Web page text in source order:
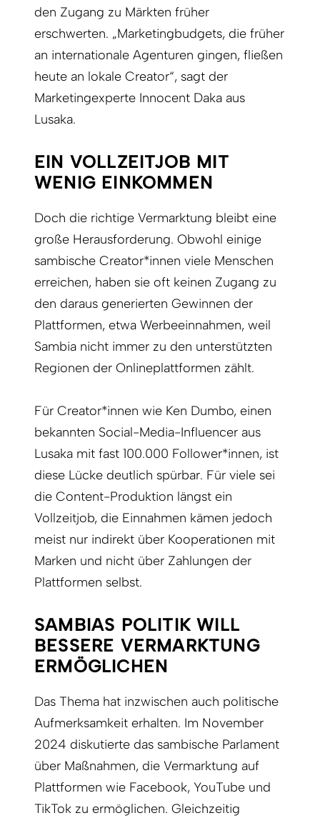
den Zugang zu Märkten früher
erschwerten. „Marketingbudgets, die früher
an internationale Agenturen gingen, fließen
heute an lokale Creator“, sagt der
Marketingexperte Innocent Daka aus
Lusaka.
EIN VOLLZEITJOB MIT
WENIG EINKOMMEN
Doch die richtige Vermarktung bleibt eine
große Herausforderung. Obwohl einige
sambische Creator*innen viele Menschen
erreichen, haben sie oft keinen Zugang zu
den daraus generierten Gewinnen der
Plattformen, etwa Werbeeinnahmen, weil
Sambia nicht immer zu den unterstützten
Regionen der Onlineplattformen zählt.
Für Creator*innen wie Ken Dumbo, einen
bekannten Social-Media-Influencer aus
Lusaka mit fast 100.000 Follower*innen, ist
diese Lücke deutlich spürbar. Für viele sei
die Content-Produktion längst ein
Vollzeitjob, die Einnahmen kämen jedoch
meist nur indirekt über Kooperationen mit
Marken und nicht über Zahlungen der
Plattformen selbst.
SAMBIAS POLITIK WILL
BESSERE VERMARKTUNG
ERMÖGLICHEN
Das Thema hat inzwischen auch politische
Aufmerksamkeit erhalten. Im November
2024 diskutierte das sambische Parlament
über Maßnahmen, die Vermarktung auf
Plattformen wie Facebook, YouTube und
TikTok zu ermöglichen. Gleichzeitig